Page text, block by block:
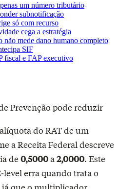
um número tributário
subnotificação
só com recurso
cega a estratégia
não mede dano humano completo
SIF
fiscal e FAP executivo
Prevenção pode reduzir
do RAT de um
a Receita Federal descreve
de0,5000a2,0000. Este
level erra quando trata o